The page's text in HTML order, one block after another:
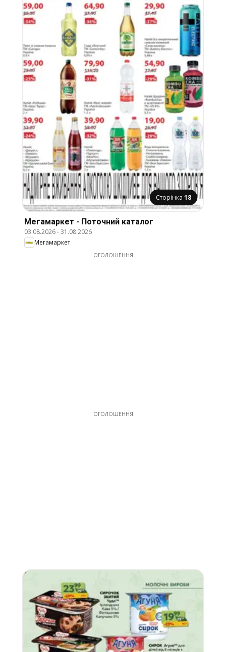
Сторінка 18
Мегамаркет - Поточний каталог
03.08.2026-31.08.2026
Мегамаркет
ОГОЛОШЕННЯ
ОГОЛОШЕННЯ